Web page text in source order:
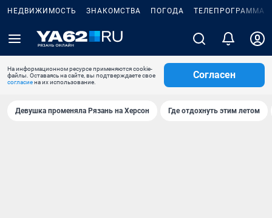
НЕДВИЖИМОСТЬ ЗНАКОМСТВА ПОГОДА ТЕЛЕПРОГРАММА
На информационном ресурсе применяются cookie-
файлы. Оставаясь на сайте, вы подтверждаете свое
согласиена их использование.
Согласен
Девушка променяла Рязань на Херсон Где отдохнуть этим летом